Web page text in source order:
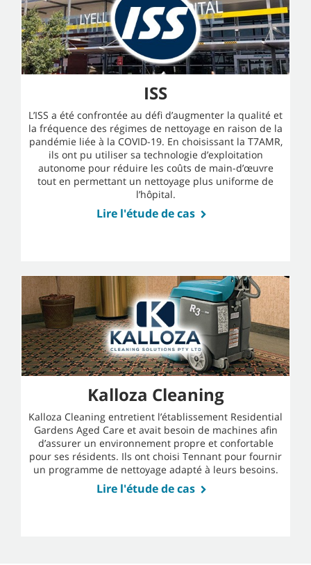
ISS
L’ISS a été confrontée au défi d’augmenter la qualité et
la fréquence des régimes de nettoyage en raison de la
pandémie liée à la COVID-19. En choisissant la T7AMR,
ils ont pu utiliser sa technologie d’exploitation
autonome pour réduire les coûts de main-d’œuvre
tout en permettant un nettoyage plus uniforme de
l’hôpital.
Lire l'étude de cas
Kalloza Cleaning
Kalloza Cleaning entretient l’établissement Residential
Gardens Aged Care et avait besoin de machines afin
d’assurer un environnement propre et confortable
pour ses résidents. Ils ont choisi Tennant pour fournir
un programme de nettoyage adapté à leurs besoins.
Lire l'étude de cas